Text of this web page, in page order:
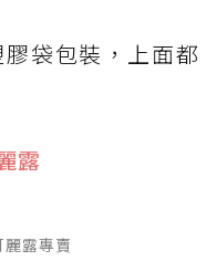
袋包裝，上面都
露
露專賣